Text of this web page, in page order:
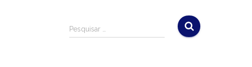
Pesquisar …